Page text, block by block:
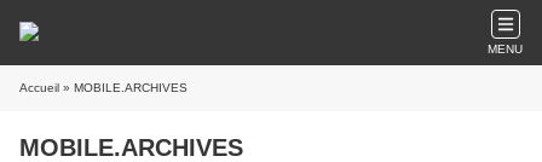
MENU
Accueil » MOBILE.ARCHIVES
MOBILE.ARCHIVES